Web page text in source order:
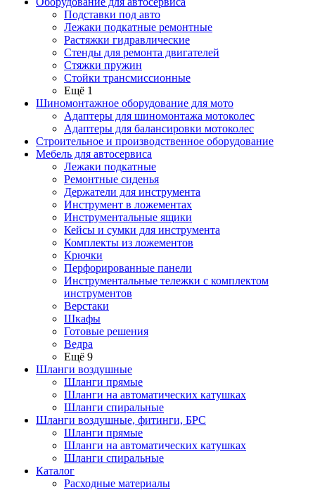
Подставки под авто
Лежаки подкатные ремонтные
Растяжки гидравлические
Стенды для ремонта двигателей
Стяжки пружин
Стойки трансмиссионные
Ещё 1
Шиномонтажное оборудование для мото
Адаптеры для шиномонтажа мотоколес
Адаптеры для балансировки мотоколес
Строительное и производственное оборудование
Мебель для автосервиса
Лежаки подкатные
Ремонтные сиденья
Держатели для инструмента
Инструмент в ложементах
Инструментальные ящики
Кейсы и сумки для инструмента
Комплекты из ложементов
Крючки
Перфорированные панели
Инструментальные тележки с комплектом
инструментов
Верстаки
Шкафы
Готовые решения
Ведра
Ещё 9
Шланги воздушные
Шланги прямые
Шланги на автоматических катушках
Шланги спиральные
Шланги воздушные, фитинги, БРС
Шланги прямые
Шланги на автоматических катушках
Шланги спиральные
Каталог
Расходные материалы